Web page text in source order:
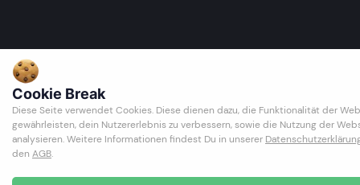
Cookie Break
Diese Seite verwendet Cookies. Diese dienen dazu, die Funktionalität der
gewährleisten, dein Nutzererlebnis zu verbessern, sowie die Nutzung der
analysieren. Weitere Informationen findest Du in unserer
den AGB.